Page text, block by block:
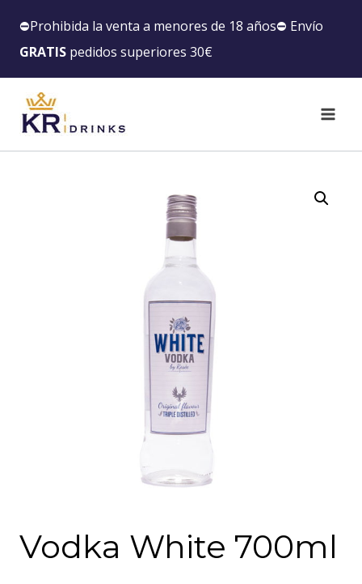
⛔️Prohibida la venta a menores de 18 años⛔️ Envío
GRATIS pedidos superiores 30€
Vodka White 700ml